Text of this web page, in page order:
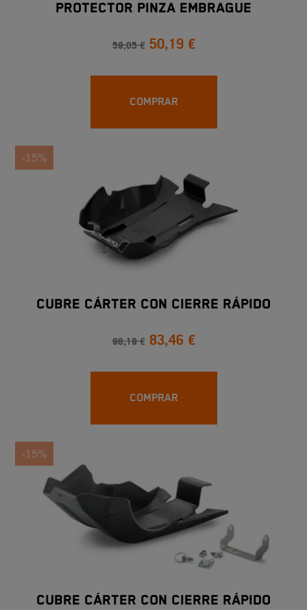
PROTECTOR PINZA EMBRAGUE
59,05 € 50,19 €
COMPRAR
-15%
CUBRE CÁRTER CON CIERRE RÁPIDO
98,19 € 83,46 €
COMPRAR
-15%
CUBRE CÁRTER CON CIERRE RÁPIDO